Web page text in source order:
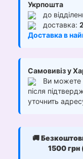
Укрпошта
до
доставка:
Доставка в
Самовивіз у
Ви можете
після
уточнить
🚚
1500 грн